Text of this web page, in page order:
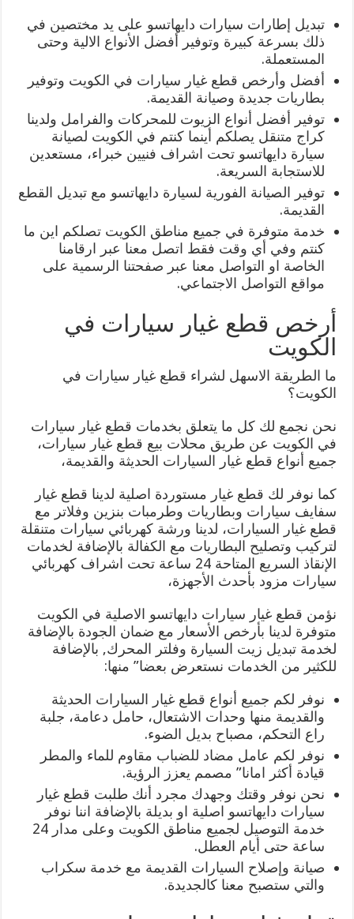
تبديل إطارات سيارات دايهاتسو على يد مختصين في
ذلك بسرعة كبيرة وتوفير أفضل الأنواع الالية وحتى
المستعملة.
أفضل وأرخص قطع غيار سيارات في الكويت وتوفير
بطاريات جديدة وصيانة القديمة.
توفير أفضل أنواع الزيوت للمحركات والفرامل ولدينا
كراج متنقل يصلكم أينما كنتم في الكويت لصيانة
سيارة دايهاتسو تحت اشراف فنيين خبراء، مستعدين
للاستجابة السريعة.
توفير الصيانة الفورية لسيارة دايهاتسو مع تبديل القطع
القديمة.
خدمة متوفرة في جميع مناطق الكويت تصلكم اين ما
كنتم وفي أي وقت فقط اتصل معنا عبر ارقامنا
الخاصة او التواصل معنا عبر صفحتنا الرسمية على
مواقع التواصل الاجتماعي.
أرخص قطع غيار سيارات في
الكويت
ما الطريقة الاسهل لشراء قطع غيار سيارات في
الكويت؟
نحن نجمع لك كل ما يتعلق بخدمات قطع غيار سيارات
في الكويت عن طريق محلات بيع قطع غيار سيارات،
جميع أنواع قطع غيار السيارات الحديثة والقديمة،
كما نوفر لك قطع غيار مستوردة اصلية لدينا قطع غيار
سفايف سيارات وبطاريات وطرمبات بنزين وفلاتر مع
قطع غيار السيارات، لدينا ورشة كهربائي سيارات متنقلة
لتركيب وتصليح البطاريات مع الكفالة بالإضافة لخدمات
الإنقاذ السريع المتاحة 24 ساعة تحت اشراف كهربائي
سيارات مزود بأحدث الأجهزة،
نؤمن قطع غيار سيارات دايهاتسو الاصلية في الكويت
متوفرة لدينا بأرخص الأسعار مع ضمان الجودة بالإضافة
لخدمة تبديل زيت السيارة وفلتر المحرك, بالإضافة
للكثير من الخدمات نستعرض بعضا” منها:
نوفر لكم جميع أنواع قطع غيار السيارات الحديثة
والقديمة منها وحدات الاشتعال، حامل دعامة، جلبة
راع التحكم، مصباح بديل الضوء.
نوفر لكم عامل مضاد للضباب مقاوم للماء والمطر
قيادة أكثر امانا” مصمم يعزز الرؤية.
نحن نوفر وقتك وجهدك مجرد أنك طلبت قطع غيار
سيارات دايهاتسو اصلية او بديلة بالإضافة اننا نوفر
خدمة التوصيل لجميع مناطق الكويت وعلى مدار 24
ساعة حتى أيام العطل.
صيانة وإصلاح السيارات القديمة مع خدمة سكراب
والتي ستصبح معنا كالجديدة.